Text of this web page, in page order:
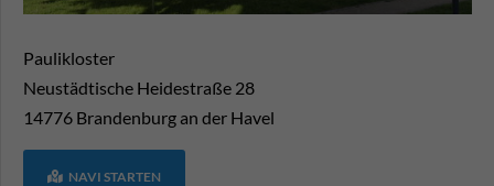
Paulikloster
Neustädtische Heidestraße 28
14776 Brandenburg an der Havel
NAVI STARTEN